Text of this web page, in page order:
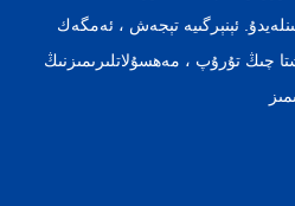
ئېنېرگىيە تېجەش ، ئەمگەك
چىڭ تۇرۇپ ، مەھسۇلاتلىرىمىزنىڭ